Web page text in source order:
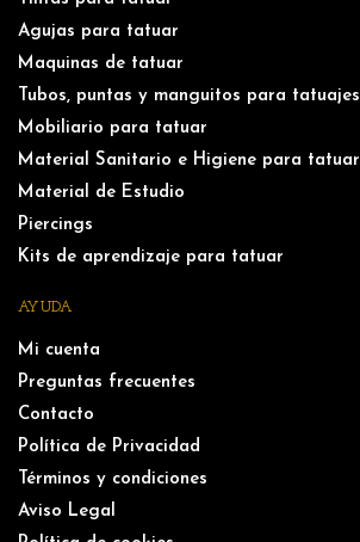
Agujas para tatuar
Maquinas de tatuar
Tubos, puntas y manguitos para tatuajes
Mobiliario para tatuar
Material Sanitario e Higiene para tatuar
Material de Estudio
Piercings
Kits de aprendizaje para tatuar
AYUDA
Mi cuenta
Preguntas frecuentes
Contacto
Política de Privacidad
Términos y condiciones
Aviso Legal